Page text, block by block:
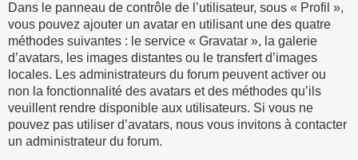
Dans le panneau de contrôle de l’utilisateur, sous « Profil »,
vous pouvez ajouter un avatar en utilisant une des quatre
méthodes suivantes : le service « Gravatar », la galerie
d’avatars, les images distantes ou le transfert d’images
locales. Les administrateurs du forum peuvent activer ou
non la fonctionnalité des avatars et des méthodes qu’ils
veuillent rendre disponible aux utilisateurs. Si vous ne
pouvez pas utiliser d’avatars, nous vous invitons à contacter
un administrateur du forum.